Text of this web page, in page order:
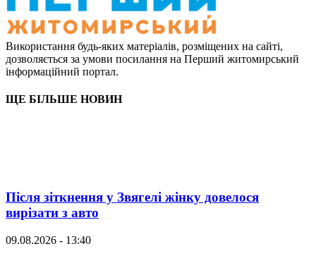
Використання будь-яких матеріалів, розміщених на сайті,
дозволяється за умови посилання на Перший житомирський
інформаційний портал.
ЩЕ БІЛЬШЕ НОВИН
Після зіткнення у Звягелі жінку довелося
вирізати з авто
09.08.2026 - 13:40